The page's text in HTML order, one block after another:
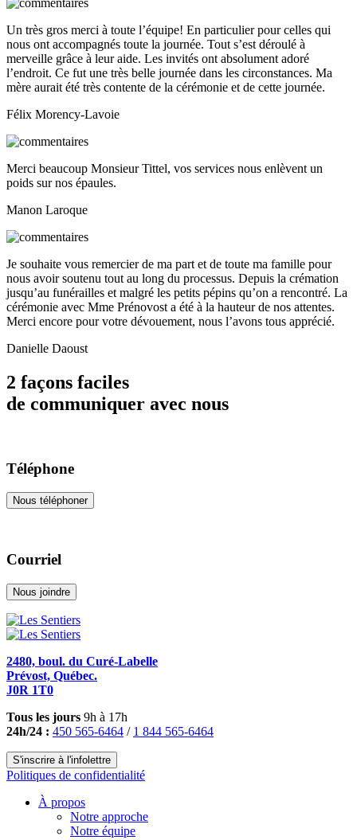
Un très gros merci à toute l’équipe! En particulier pour celles qui
nous ont accompagnés toute la journée. Tout s’est déroulé à
merveille grâce à leur aide. Les invités ont absolument adoré
l’endroit. Ce fut une très belle journée dans les circonstances. Ma
mère aurait été très contente de la cérémonie et de cette journée.
Félix Morency-Lavoie
Merci beaucoup Monsieur Tittel, vos services nous enlèvent un
poids sur nos épaules.
Manon Laroque
Je souhaite vous remercier de ma part et de toute ma famille pour
nous avoir soutenu tout au long du processus. Depuis la crémation
jusqu’au funérailles et malgré les petits pépins qu’on a rencontré. La
cérémonie avec Mme Prénovost a été à la hauteur de nos attentes.
Merci encore pour votre dévouement, nous l’avons tous apprécié.
Danielle Daoust
2 façons faciles
de communiquer avec nous
Téléphone
Nous téléphoner
Courriel
Nous joindre
2480, boul. du Curé-Labelle
Prévost, Québec.
J0R 1T0
Tous les jours 9h à 17h
24h/24 : 450 565-6464 / 1 844 565-6464
S'inscrire à l'infolettre
Politiques de confidentialité
À propos
Notre approche
Notre équipe